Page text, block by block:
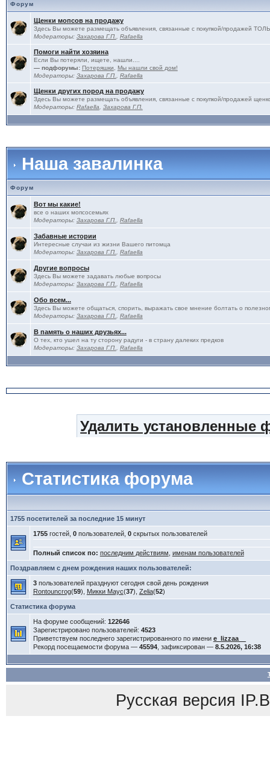
Форум
Щенки мопсов на продажу
Здесь Вы можете размещать объявления, связанные с покупкой/продажей
Модераторы: Захарова Г.П. Rafaella
Помоги найти хозяина
Если Вы потеряли, ищете, нашли....
— подфорумы: Потеряшки
Мы нашли свой дом!
Модераторы: Захарова Г.П. Rafaella
Щенки других пород на продажу
Здесь Вы можете размещать объявления, связанные с покупкой/продажей
Модераторы: Rafaella Захарова Г.П.
Наша завалинка
Форум
Вот мы какие!
все о наших мопсосемьях
Модераторы: Захарова Г.П. Rafaella
Забавные истории
Интересные случаи из жизни Вашего питомца
Модераторы: Захарова Г.П. Rafaella
Другие вопросы
Здесь Вы можете задавать любые вопросы
Модераторы: Захарова Г.П. Rafaella
Обо всем...
Здесь Вы можете общаться, спорить, выражать свое мнение болтать о
Модераторы: Захарова Г.П. Rafaella
В память о наших друзьях...
О тех, кто ушел на ту сторону радуги - в страну далеких предков
Модераторы: Захарова Г.П. Rafaella
Удалить установленные
Статистика форума
1755 посетителей за последние 15 минут
1755гостей, 0пользователей, 0скрытых пользователей
Полный список по: последним действиям именам пользователей
Поздравляем с днем рождения наших пользователей:
3пользователей празднуют сегодня свой день рождения
Rontouncrog(59), Микки Маус(37), Zelia(52)
Статистика форума
На форуме сообщений: 122646
Зарегистрировано пользователей: 4523
Приветствуем последнего зарегистрированного по имени e_lizzaa__
Рекорд посещаемости форума — 45594, зафиксирован — 8.5.2026, 16:38
Русская версия